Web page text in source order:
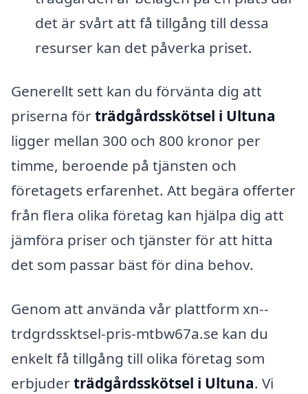
det är svårt att få tillgång till dessa
resurser kan det påverka priset.
Generellt sett kan du förvänta dig att
priserna förträdgårdsskötsel i Ultuna
ligger mellan 300 och 800 kronor per
timme, beroende på tjänsten och
företagets erfarenhet. Att begära offerter
från flera olika företag kan hjälpa dig att
jämföra priser och tjänster för att hitta
det som passar bäst för dina behov.
Genom att använda vår plattform xn--
trdgrdssktsel-pris-mtbw67a.se kan du
enkelt få tillgång till olika företag som
erbjuderträdgårdsskötsel i Ultuna. Vi